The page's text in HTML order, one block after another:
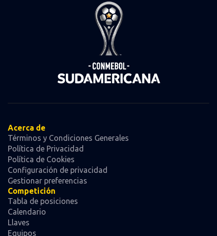
Acerca de
Términos y Condiciones Generales
Política de Privacidad
Política de Cookies
Configuración de privacidad
Gestionar preferencias
Competición
Tabla de posiciones
Calendario
Llaves
Equipos